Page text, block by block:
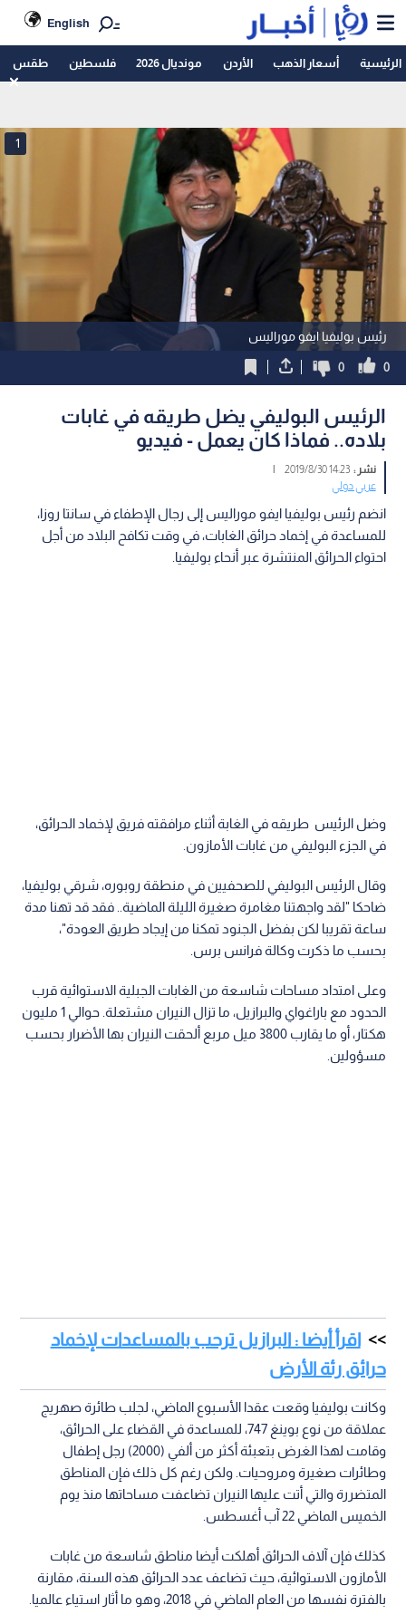
English
الرئيسية أسعار الذهب الأردن مونديال 2026 فلسطين طقس
رئيس بوليفيا ايفو موراليس
1
0
0
الرئيس البوليفي يضل طريقه في غابات
بلاده.. فماذا كان يعمل - فيديو
نشر :14:23 2019/8/30
|
عربي دولي
انضم رئيس بوليفيا ايفو موراليس إلى رجال الإطفاء في سانتا روزا،
للمساعدة في إخماد حرائق الغابات، في وقت تكافح البلاد من أجل
احتواء الحرائق المنتشرة عبر أنحاء بوليفيا.
وضل الرئيس طريقه في الغابة أثناء مرافقته فريق لإخماد الحرائق،
في الجزء البوليفي من غابات الأمازون.
وقال الرئيس البوليفي للصحفيين في منطقة روبوره، شرقي بوليفيا،
ضاحكا "لقد واجهتنا مغامرة صغيرة الليلة الماضية.. فقد قد تهنا مدة
ساعة تقريبا لكن بفضل الجنود تمكنا من إيجاد طريق العودة"،
بحسب ما ذكرت وكالة فرانس برس.
وعلى امتداد مساحات شاسعة من الغابات الجبلية الاستوائية قرب
الحدود مع باراغواي والبرازيل، ما تزال النيران مشتعلة. حوالي 1 مليون
هكتار، أو ما يقارب 3800 ميل مربع ألحقت النيران بها الأضرار بحسب
مسؤولين.
اقرأ أيضا : البرازيل ترحب بالمساعدات لإخماد
حرائق رئة الأرض
وكانت بوليفيا وقعت عقدا الأسبوع الماضي، لجلب طائرة صهريج
عملاقة من نوع بوينغ 747، للمساعدة في القضاء على الحرائق،
وقامت لهذا الغرض بتعبئة أكثر من ألفي (2000) رجل إطفال
وطائرات صغيرة ومروحيات. ولكن رغم كل ذلك فإن المناطق
المتضررة والتي أتت عليها النيران تضاعفت مساحاتها منذ يوم
الخميس الماضي 22 آب أغسطس.
كذلك فإن آلاف الحرائق أهلكت أيضا مناطق شاسعة من غابات
الأمازون الاستوائية، حيث تضاعف عدد الحرائق هذه السنة، مقارنة
بالفترة نفسها من العام الماضي في 2018، وهو ما أثار استياء عالميا.